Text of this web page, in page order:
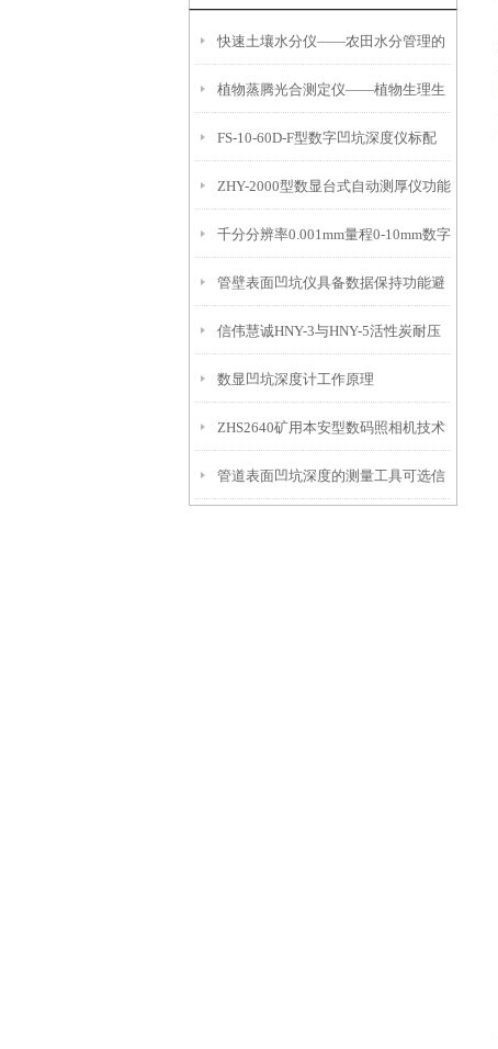
快速土壤水分仪——农田水分管理的
便携式检测工具
植物蒸腾光合测定仪——植物生理生
态的实时监测设备
FS-10-60D-F型数字凹坑深度仪标配
IP54级表头分辨率0.01mm量程
10mm！
ZHY-2000型数显台式自动测厚仪功能
特点
千分分辨率0.001mm量程0-10mm数字
埋头度仪技术参数！
管壁表面凹坑仪具备数据保持功能避
免测试过程中测针移动导致数据变动
信伟慧诚HNY-3与HNY-5活性炭耐压
强度测定仪技术参数！
数显凹坑深度计工作原理
ZHS2640矿用本安型数码照相机技术
参数！
管道表面凹坑深度的测量工具可选信